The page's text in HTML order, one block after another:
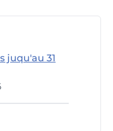
juqu'au 31